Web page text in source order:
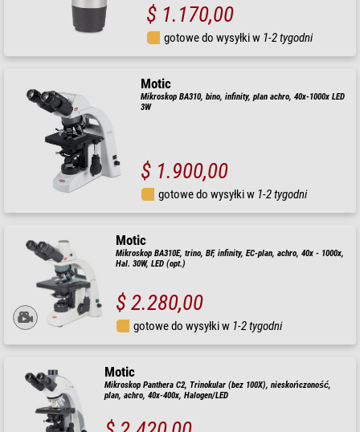
$ 1.170,00
gotowe do wysyłki w 1-2 tygodni
Motic
Mikroskop BA310, bino, infinity, plan achro, 40x-1000x LED
3W
$ 1.900,00
gotowe do wysyłki w 1-2 tygodni
Motic
Mikroskop BA310E, trino, BF, infinity, EC-plan, achro, 40x - 1000x,
Hal. 30W, LED (opt.)
$ 2.280,00
gotowe do wysyłki w 1-2 tygodni
Motic
Mikroskop Panthera C2, Trinokular (bez 100X), nieskończoność,
plan, achro, 40x-400x, Halogen/LED